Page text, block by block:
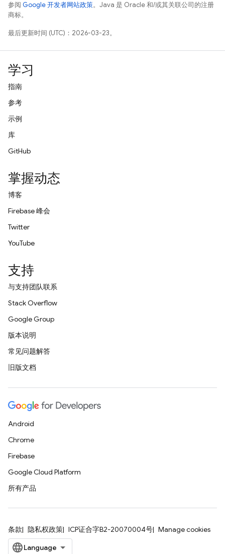
参阅 Google 开发者网站政策。Java 是 Oracle 和/或其关联公司的注册
商标。
最后更新时间 (UTC)：2026-03-23。
学习
指南
参考
示例
库
GitHub
掌握动态
博客
Firebase 峰会
Twitter
YouTube
支持
与支持团队联系
Stack Overflow
Google Group
版本说明
常见问题解答
旧版文档
Android
Chrome
Firebase
Google Cloud Platform
所有产品
条款 隐私权政策 ICP证合字B2-20070004号 Manage cookies